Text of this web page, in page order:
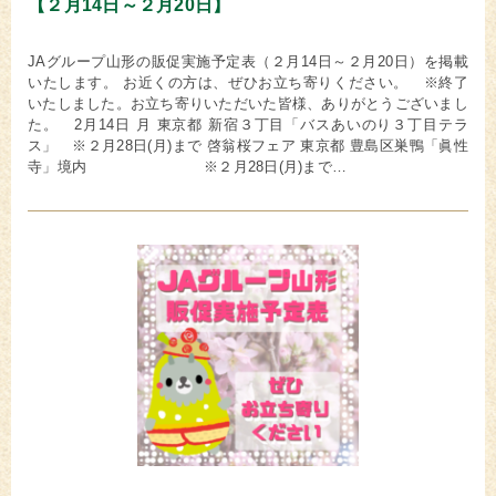
【２月14日～２月20日】
JAグループ山形の販促実施予定表（２月14日～２月20日）を掲載
いたします。 お近くの方は、ぜひお立ち寄りください。 ※終了
いたしました。お立ち寄りいただいた皆様、ありがとうございまし
た。 2月14日 月 東京都 新宿３丁目「バスあいのり３丁目テラ
ス」 ※２月28日(月)まで 啓翁桜フェア 東京都 豊島区巣鴨「眞性
寺」境内 ※２月28日(月)まで…